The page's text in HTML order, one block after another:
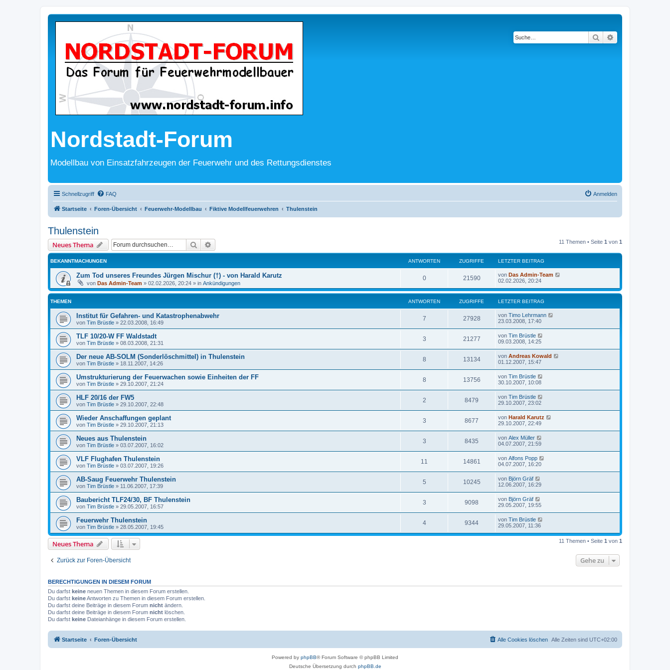
Nordstadt-Forum
Modellbau von Einsatzfahrzeugen der Feuerwehr und des Rettungsdienstes
Suche
Schnellzugriff FAQ Anmelden
Startseite Foren-Übersicht Feuerwehr-Modellbau Fiktive Modellfeuerwehren Thulenstein
Thulenstein
Neues Thema Suche 11 Themen • Seite 1 von 1
BEKANNTMACHUNGEN ANTWORTEN ZUGRIFFE LETZTER BEITRAG
Zum Tod unseres Freundes Jürgen Mischur (†) - von Harald Karutz
von Das Admin-Team » 02.02.2026, 20:24 » in Ankündigungen
0 21590 von Das Admin-Team
02.02.2026, 20:24
THEMEN ANTWORTEN ZUGRIFFE LETZTER BEITRAG
Institut für Gefahren- und Katastrophenabwehr
von Tim Brüstle » 22.03.2008, 16:49
7 27928 von Timo Lehrmann
23.03.2008, 17:40
TLF 10/20-W FF Waldstadt
von Tim Brüstle » 08.03.2008, 21:31
3 21277 von Tim Brüstle
09.03.2008, 14:25
Der neue AB-SOLM (Sonderlöschmittel) in Thulenstein
von Tim Brüstle » 18.11.2007, 14:26
8 13134 von Andreas Kowald
01.12.2007, 15:47
Umstrukturierung der Feuerwachen sowie Einheiten der FF
von Tim Brüstle » 29.10.2007, 21:24
8 13756 von Tim Brüstle
30.10.2007, 10:08
HLF 20/16 der FW5
von Tim Brüstle » 29.10.2007, 22:48
2 8479 von Tim Brüstle
29.10.2007, 23:02
Wieder Anschaffungen geplant
von Tim Brüstle » 29.10.2007, 21:13
3 8677 von Harald Karutz
29.10.2007, 22:49
Neues aus Thulenstein
von Tim Brüstle » 03.07.2007, 16:02
3 8435 von Alex Müller
04.07.2007, 21:59
VLF Flughafen Thulenstein
von Tim Brüstle » 03.07.2007, 19:26
11 14861 von Alfons Popp
04.07.2007, 16:20
AB-Saug Feuerwehr Thulenstein
von Tim Brüstle » 11.06.2007, 17:39
5 10245 von Björn Gräf
12.06.2007, 16:29
Baubericht TLF24/30, BF Thulenstein
von Tim Brüstle » 29.05.2007, 16:57
3 9098 von Björn Gräf
29.05.2007, 19:55
Feuerwehr Thulenstein
von Tim Brüstle » 28.05.2007, 19:45
4 9344 von Tim Brüstle
29.05.2007, 11:36
Neues Thema 11 Themen • Seite 1 von 1
Zurück zur Foren-Übersicht Gehe zu
BERECHTIGUNGEN IN DIESEM FORUM
Du darfst keine neuen Themen in diesem Forum erstellen.
Du darfst keineAntworten zu Themen in diesem Forum erstellen.
Du darfst deine Beiträge in diesem Forum nicht ändern.
Du darfst deine Beiträge in diesem Forum nicht löschen.
Du darfst keine Dateianhänge in diesem Forum erstellen.
Startseite Foren-Übersicht Alle Zeiten sind UTC+02:00
Alle Cookies löschen
Powered by phpBB® Forum Software © phpBB Limited
Deutsche Übersetzung durch phpBB.de